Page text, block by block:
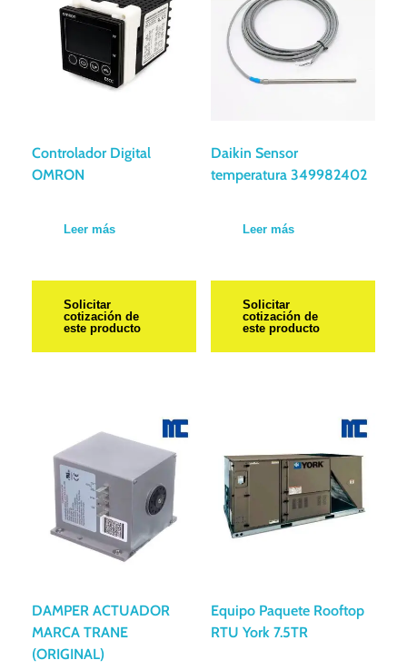
Controlador Digital
OMRON
Leer más
Solicitar
cotización de
este producto
Daikin Sensor
temperatura 349982402
Leer más
Solicitar
cotización de
este producto
DAMPER ACTUADOR
MARCA TRANE
(ORIGINAL)
Equipo Paquete Rooftop
RTU York 7.5TR